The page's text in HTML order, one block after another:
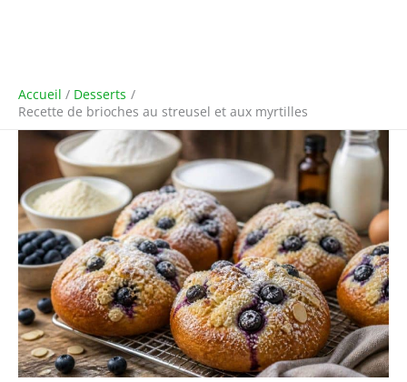
Accueil
Desserts
Recette de brioches au streusel et aux myrtilles